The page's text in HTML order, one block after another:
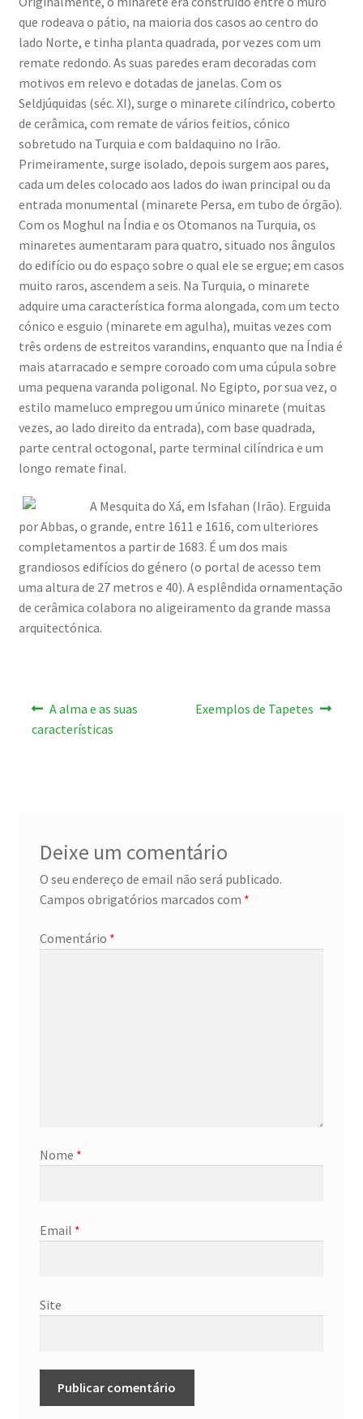
que rodeava o pátio, na maioria dos casos ao centro do
lado Norte, e tinha planta quadrada, por vezes com um
remate redondo. As suas paredes eram decoradas com
motivos em relevo e dotadas de janelas. Com os
Seldjúquidas (séc. XI), surge o minarete cilíndrico, coberto
de cerâmica, com remate de vários feitios, cónico
sobretudo na Turquia e com baldaquino no Irão.
Primeiramente, surge isolado, depois surgem aos pares,
cada um deles colocado aos lados do iwan principal ou da
entrada monumental (minarete Persa, em tubo de órgão).
Com os Moghul na Índia e os Otomanos na Turquia, os
minaretes aumentaram para quatro, situado nos ângulos
do edifício ou do espaço sobre o qual ele se ergue; em casos
muito raros, ascendem a seis. Na Turquia, o minarete
adquire uma característica forma alongada, com um tecto
cónico e esguio (minarete em agulha), muitas vezes com
três ordens de estreitos varandins, enquanto que na Índia é
mais atarracado e sempre coroado com uma cúpula sobre
uma pequena varanda poligonal. No Egipto, por sua vez, o
estilo mameluco empregou um único minarete (muitas
vezes, ao lado direito da entrada), com base quadrada,
parte central octogonal, parte terminal cilíndrica e um
longo remate final.
A Mesquita do Xá, em Isfahan (Irão). Erguida
por Abbas, o grande, entre 1611 e 1616, com ulteriores
completamentos a partir de 1683. É um dos mais
grandiosos edifícios do género (o portal de acesso tem
uma altura de 27 metros e 40). A esplêndida ornamentação
de cerâmica colabora no aligeiramento da grande massa
arquitectónica.
Navegação
de
Artigo
anterior:
A alma e as suas
características
Artigo
Exemplos de Tapetes
Deixe um comentário
O seu endereço de email não será publicado.
Campos obrigatórios marcados com *
Comentário *
Nome *
Email *
Site